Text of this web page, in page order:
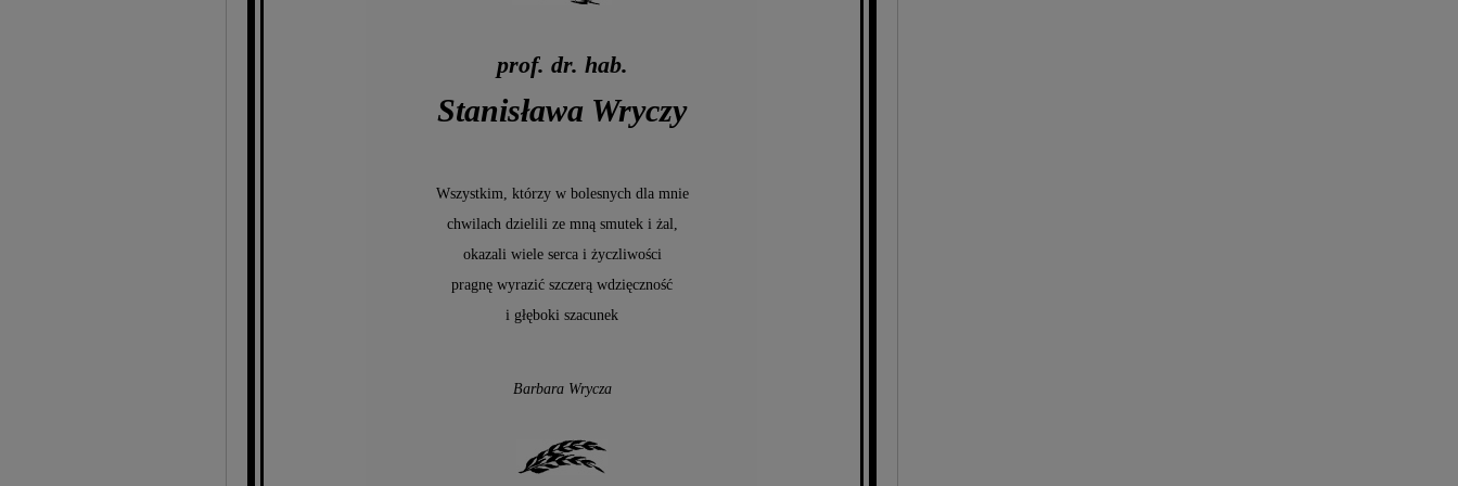
prof. dr. hab.
Stanisława Wryczy
Wszystkim, którzy w bolesnych dla mnie
chwilach dzielili ze mną smutek i żal,
okazali wiele serca i życzliwości
pragnę wyrazić szczerą wdzięczność
i głęboki szacunek
Barbara Wrycza